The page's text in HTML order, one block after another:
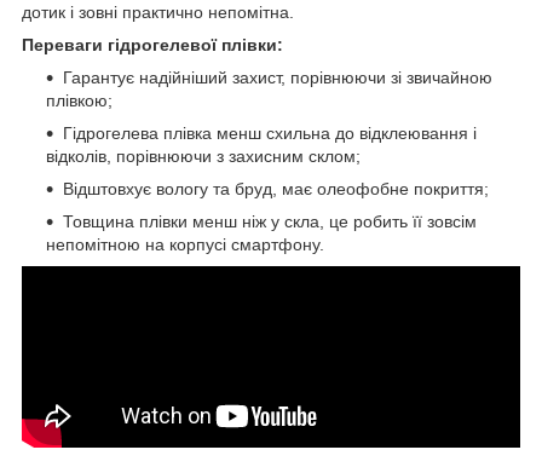
дотик і зовні практично непомітна.
Переваги гідрогелевої плівки:
Гарантує надійніший захист, порівнюючи зі звичайною
плівкою;
Гідрогелева плівка менш схильна до відклеювання і
відколів, порівнюючи з захисним склом;
Відштовхує вологу та бруд, має олеофобне покриття;
Товщина плівки менш ніж у скла, це робить її зовсім
непомітною на корпусі смартфону.